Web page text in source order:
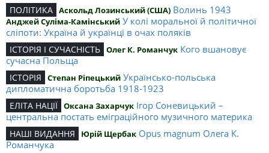
ПОЛІТИКА Аскольд Лозинський (США) Волинь 1943
Анджей Суліма-Камінський У колі моральної й політичної
сліпоти: Україна й українці в очах поляків
ІСТОРІЯ І СУЧАСНІСТЬ Олег К. Романчук Кого вшановує
сучасна Польща
ІСТОРІЯ Степан Ріпецький Українсько-польська
дипломатична боротьба 1918-1923
ЕЛІТА НАЦІЇ Оксана Захарчук Ігор Соневицький –
центральна постать еміграційного музичного материка
НАШІ ВИДАННЯ Юрій Щербак Opus magnum Олега К.
Романчука